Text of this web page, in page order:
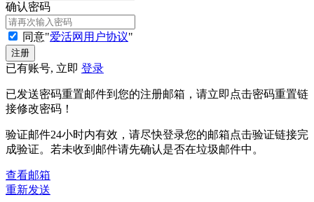
确认密码
同意"爱活网用户协议"
已有账号, 立即 登录
已发送密码重置邮件到您的注册邮箱，请立即点击密码重置链
接修改密码！
验证邮件24小时内有效，请尽快登录您的邮箱点击验证链接完
成验证。若未收到邮件请先确认是否在垃圾邮件中。
查看邮箱
重新发送